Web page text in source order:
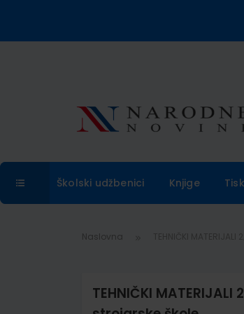
Školski udžbenici Knjige
Naslovna
TEHNIČKI